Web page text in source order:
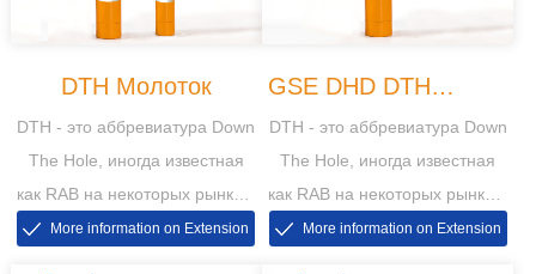
DTH Молоток
DTH - это аббревиатура Down
The Hole, иногда известная
как RAB на некоторых рынках,
тогда RAB - это аббревиатура
More information on Extension
GSE DHD DTH
Молоток
DTH - это аббревиатура Down
The Hole, иногда известная
как RAB на некоторых рынках,
тогда RAB - это аббревиатура
More information on Extension